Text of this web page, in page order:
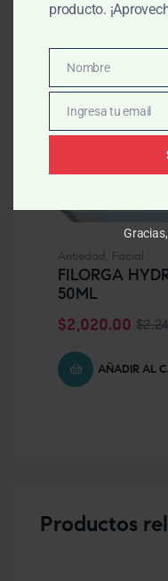
Antiedad , Facial
FILORGA
50ML
$
$2,020.00
AÑADIR AL
Productos
producto.
Nombre
Nombre
Email
Ingresa tu email